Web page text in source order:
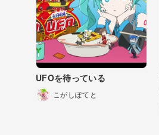
UFOを待っている
こがしぽてと